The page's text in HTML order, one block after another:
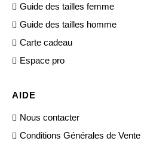
Guide des tailles femme
Guide des tailles homme
Carte cadeau
Espace pro
AIDE
Nous contacter
Conditions Générales de Vente